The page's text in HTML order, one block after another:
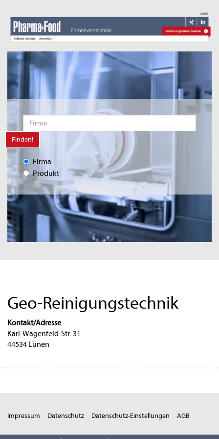
Finden!
Firma
Produkt
Geo-Reinigungstechnik
Kontakt/Adresse
Karl-Wagenfeld-Str. 31
44534 Lünen
Impressum Datenschutz Datenschutz-Einstellungen AGB